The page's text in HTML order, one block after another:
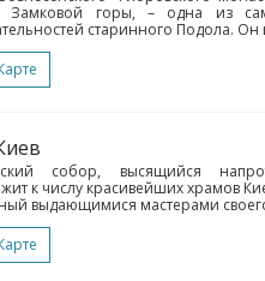
Замковой горы, – одна из
старинного Подола. Он
собор, высящийся
к числу красивейших храмов
выдающимися мастерами